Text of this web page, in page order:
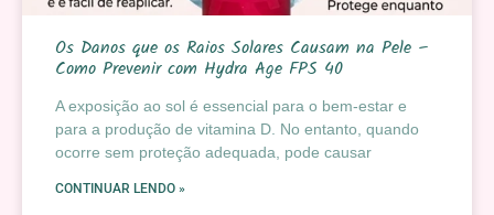
Os Danos que os Raios Solares Causam na Pele –
Como Prevenir com Hydra Age FPS 40
A exposição ao sol é essencial para o bem-estar e
para a produção de vitamina D. No entanto, quando
ocorre sem proteção adequada, pode causar
CONTINUAR LENDO »